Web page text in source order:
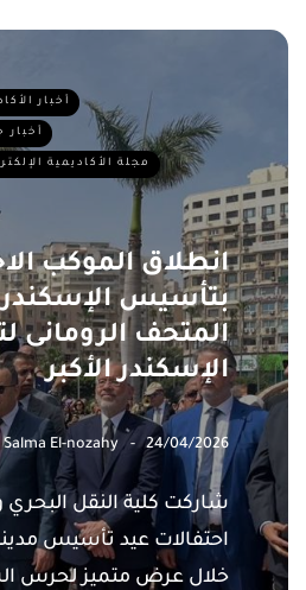
أخبار
أخبار
مجلة الأكاديمية
انطلاق الموكب
بتأسيس
المتحف الرومانى
الإسكندر الأكبر
Salma El-nozahy 24/04/2026
شاركت كلية النقل البحري
احتفالات عيد تأسيس
خلال عرض متميز لحرس